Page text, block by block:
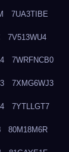
7UA3TIBE
7V513WU4
7WRFNCB0
7XMG6WJ3
7YTLLGT7
80M18M6R